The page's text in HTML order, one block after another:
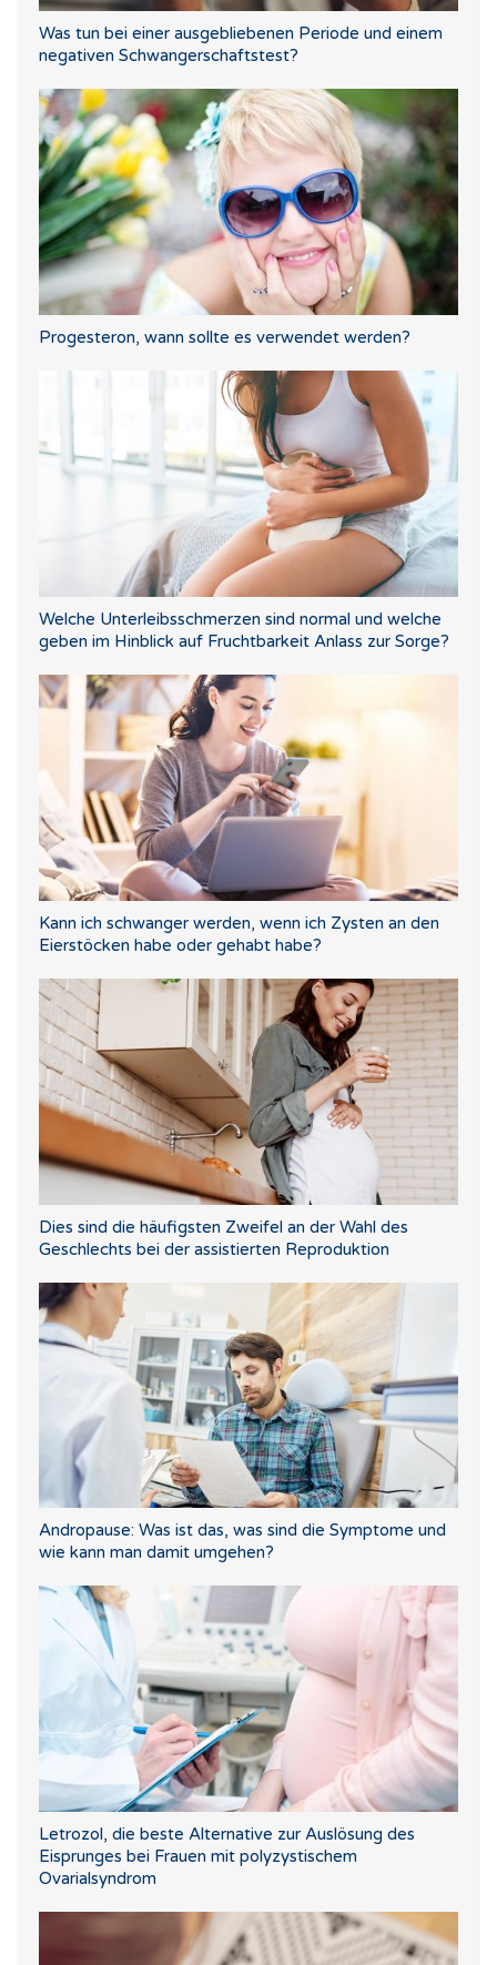
Was tun bei einer ausgebliebenen Periode und einem
negativen Schwangerschaftstest?
Progesteron, wann sollte es verwendet werden?
Welche Unterleibsschmerzen sind normal und welche
geben im Hinblick auf Fruchtbarkeit Anlass zur Sorge?
Kann ich schwanger werden, wenn ich Zysten an den
Eierstöcken habe oder gehabt habe?
Dies sind die häufigsten Zweifel an der Wahl des
Geschlechts bei der assistierten Reproduktion
Andropause: Was ist das, was sind die Symptome und
wie kann man damit umgehen?
Letrozol, die beste Alternative zur Auslösung des
Eisprunges bei Frauen mit polyzystischem
Ovarialsyndrom